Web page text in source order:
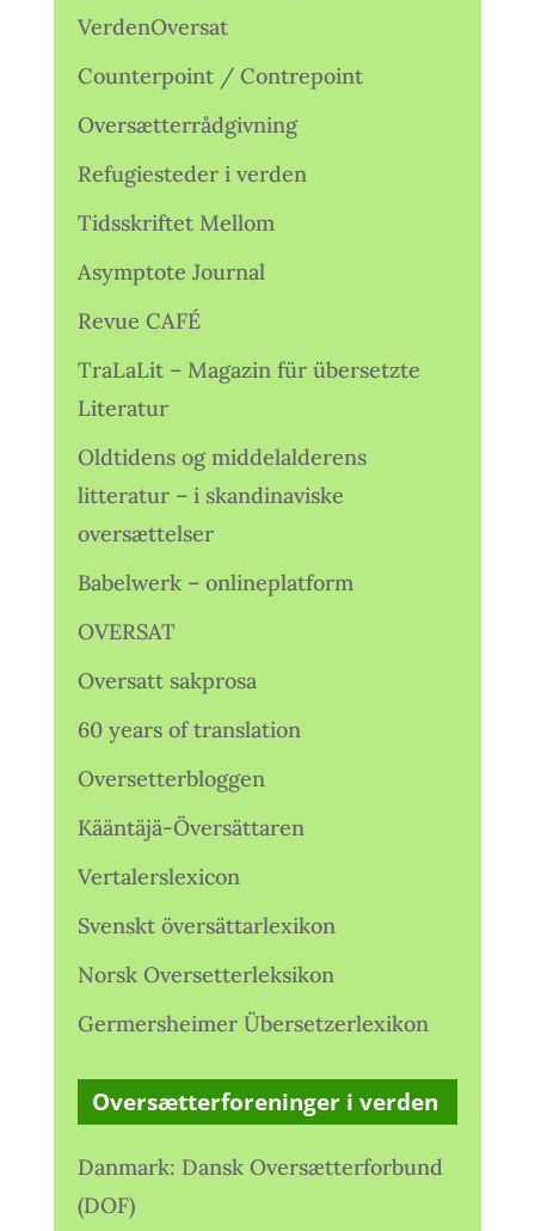
VerdenOversat
Counterpoint / Contrepoint
Oversætterrådgivning
Refugiesteder i verden
Tidsskriftet Mellom
Asymptote Journal
Revue CAFÉ
TraLaLit – Magazin für übersetzte
Literatur
Oldtidens og middelalderens
litteratur – i skandinaviske
oversættelser
Babelwerk – onlineplatform
OVERSAT
Oversatt sakprosa
60 years of translation
Oversetterbloggen
Kääntäjä-Översättaren
Vertalerslexicon
Svenskt översättarlexikon
Norsk Oversetterleksikon
Germersheimer Übersetzerlexikon
Oversætterforeninger i verden
Danmark: Dansk Oversætterforbund
(DOF)